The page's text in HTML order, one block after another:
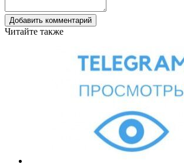
Добавить комментарий
Читайте также